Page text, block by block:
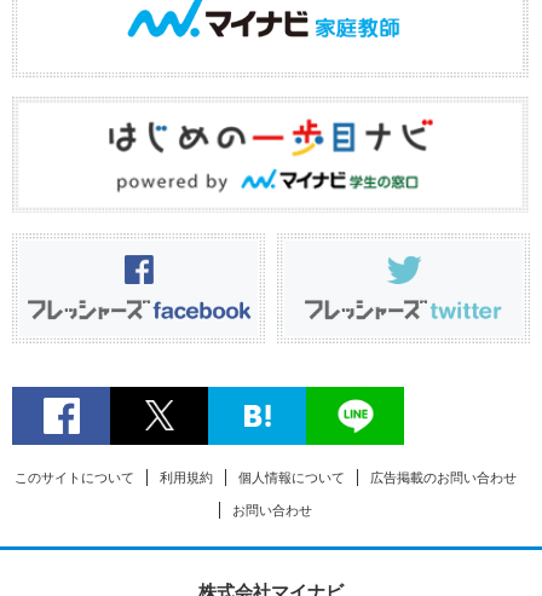
このサイトについて 利用規約 個人情報について 広告掲載のお問い合わせ
お問い合わせ
株式会社マイナビ